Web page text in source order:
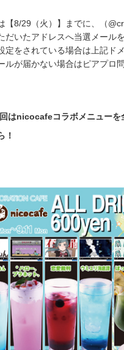
8/29（火）】までに、（
だいたアドレスへ当選メール
定をされている場合は上記ド
が届かない場合はピアプロ
はnicocafeコラボメニューを
！